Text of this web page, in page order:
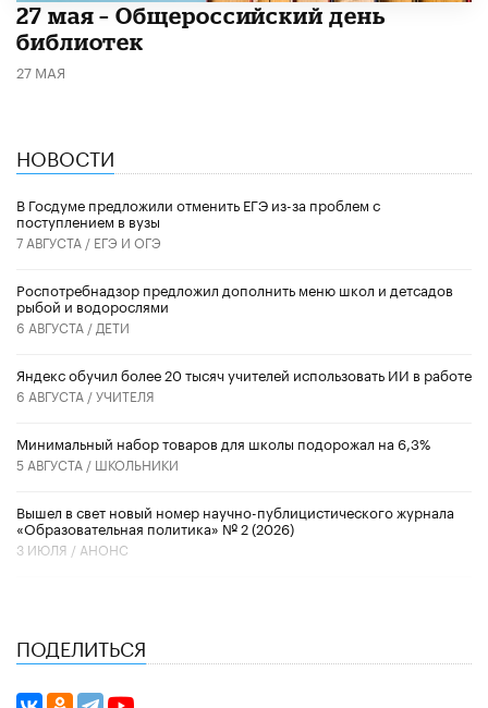
​27 мая – Общероссийский день
библиотек
27 МАЯ
НОВОСТИ
В Госдуме предложили отменить ЕГЭ из-за проблем с
поступлением в вузы
7 АВГУСТА / ЕГЭ И ОГЭ
Роспотребнадзор предложил дополнить меню школ и детсадов
рыбой и водорослями
6 АВГУСТА / ДЕТИ
​Яндекс обучил более 20 тысяч учителей использовать ИИ в работе
6 АВГУСТА /УЧИТЕЛЯ
Минимальный набор товаров для школы подорожал на 6,3%
5 АВГУСТА / ШКОЛЬНИКИ
Вышел в свет новый номер научно-публицистического журнала
«Образовательная политика» № 2 (2026)
3 ИЮЛЯ / АНОНС
ПОДЕЛИТЬСЯ